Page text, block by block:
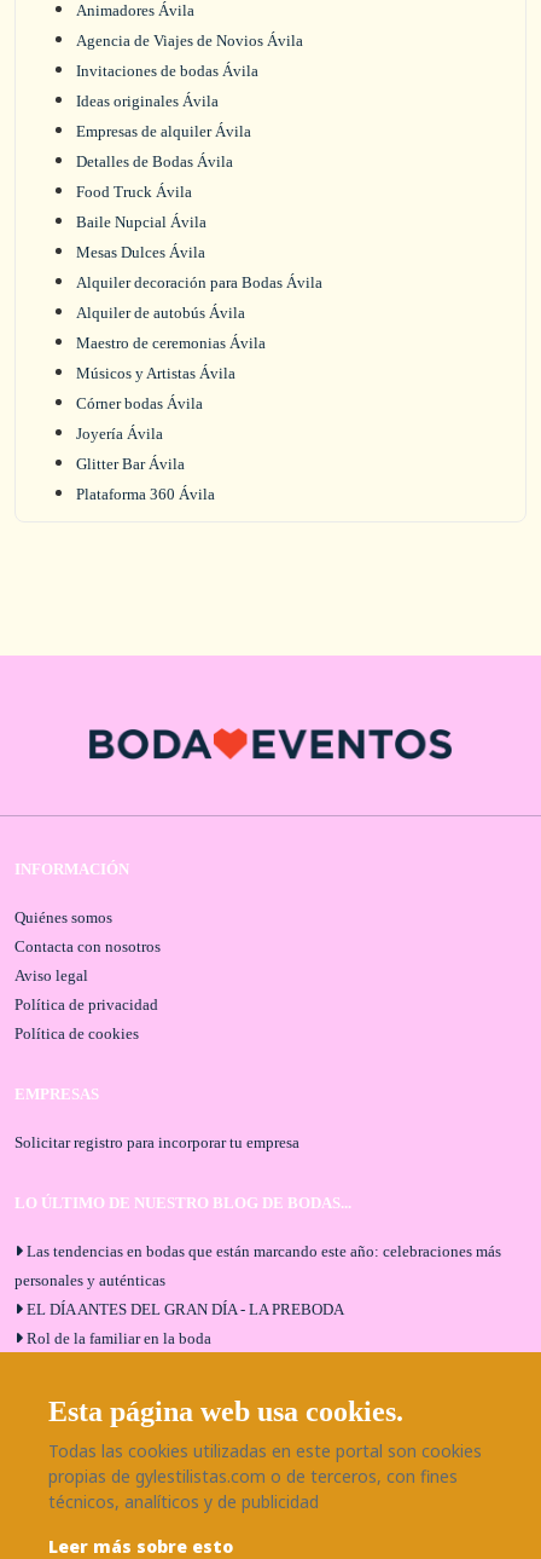
Animadores Ávila
Agencia de Viajes de Novios Ávila
Invitaciones de bodas Ávila
Ideas originales Ávila
Empresas de alquiler Ávila
Detalles de Bodas Ávila
Food Truck Ávila
Baile Nupcial Ávila
Mesas Dulces Ávila
Alquiler decoración para Bodas Ávila
Alquiler de autobús Ávila
Maestro de ceremonias Ávila
Músicos y Artistas Ávila
Córner bodas Ávila
Joyería Ávila
Glitter Bar Ávila
Plataforma 360 Ávila
INFORMACIÓN
Quiénes somos
Contacta con nosotros
Aviso legal
Política de privacidad
Política de cookies
EMPRESAS
Solicitar registro para incorporar tu empresa
LO ÚLTIMO DE NUESTRO BLOG DE BODAS...
Las tendencias en bodas que están marcando este año: celebraciones más
personales y auténticas
EL DÍA ANTES DEL GRAN DÍA - LA PREBODA
Rol de la familiar en la boda
Bodas en Alhaurín de la Torre: entrevista exclusiva con Bodaeventos
Málaga
¿Cómo será tu boda?
Blog de bodas
SÍGUENOS EN NUESTRAS REDES
Esta página web usa cookies.
Todas las cookies utilizadas en este portal son cookies
propias de gylestilistas.com o de terceros, con fines
técnicos, analíticos y de publicidad
Leer más sobre esto